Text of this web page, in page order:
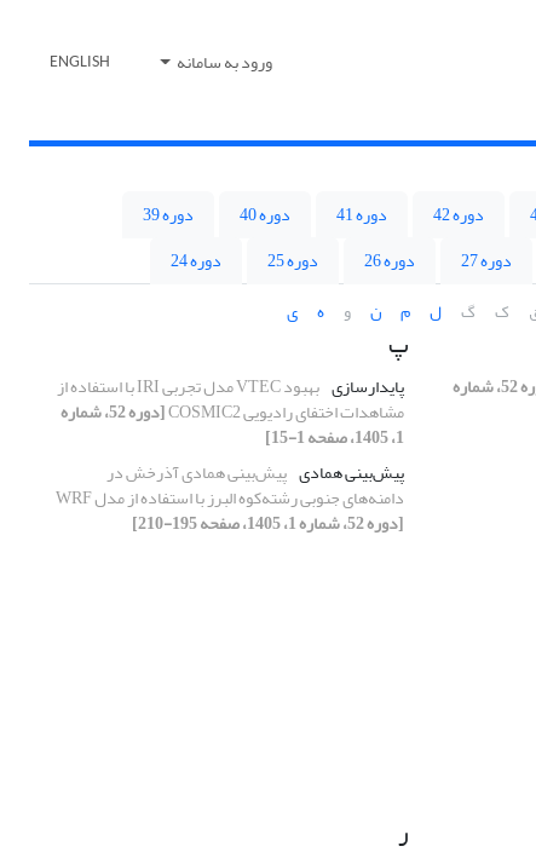
ورود به سامانه ENGLISH
دوره 42 دوره 41 دوره 40
دوره 39
دوره 27 دوره 26 دوره 25
دوره 24
ک گ ل م ن و ه ی
[دوره 52، شماره
پ
پایدارسازی بهبود VTEC مدل تجربی IRI با استفاده از
مشاهدات اختفای رادیویی COSMIC2 [دوره 52، شماره
1، 1405، صفحه 1-15]
پیش‌بینی همادی پیش‌بینی همادی آذرخش در
دامنه‌های جنوبی رشته‌کوه البرز با استفاده از مدل WRF
[دوره 52، شماره 1، 1405، صفحه 195-210]
ر